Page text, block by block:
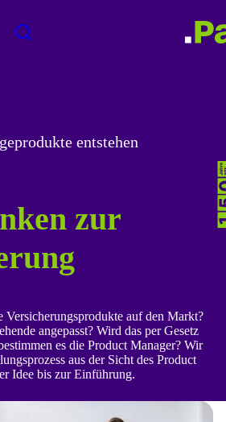
entstehen
zur
Versicherungsprodukte auf den Markt?
angepasst? Wird das per Gesetz
es die Product Manager? Wir
aus der Sicht des Product
Idee bis zur Einführung.